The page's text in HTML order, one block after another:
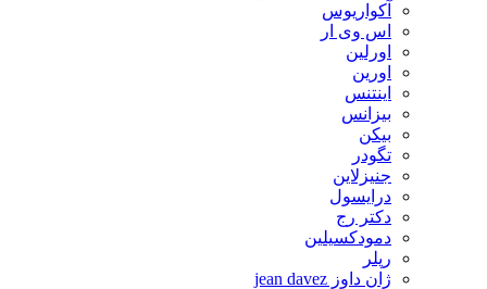
آکواریوس
اس وی ار
اورلین
اورین
اینتنس
بیزانس
بیکن
تگودر
جنیزلاین
درایسول
دکتر رج
دمودکسیلین
رپلر
ژان داوز jean davez